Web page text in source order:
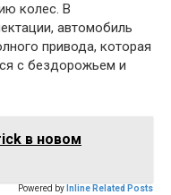
колес. В
автомобиль
привода, которая
с бездорожьем и
в новом
Powered by Inline Related Posts